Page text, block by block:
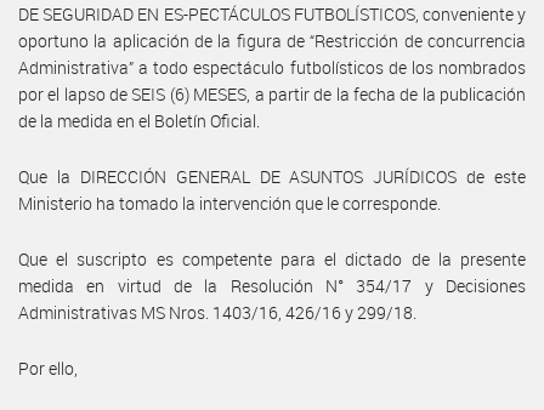
DE SEGURIDAD EN ES-PECTÁCULOS FUTBOLÍSTICOS, conveniente y
oportuno la aplicación de la figura de “Restricción de concurrencia
Administrativa” a todo espectáculo futbolísticos de los nombrados
por el lapso de SEIS (6) MESES, a partir de la fecha de la publicación
de la medida en el Boletín Oficial.
Que la DIRECCIÓN GENERAL DE ASUNTOS JURÍDICOS de este
Ministerio ha tomado la intervención que le corresponde.
Que el suscripto es competente para el dictado de la presente
medida en virtud de la Resolución N° 354/17 y Decisiones
Administrativas MS Nros. 1403/16, 426/16 y 299/18.
Por ello,